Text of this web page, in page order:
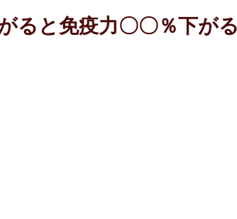
ると免疫力〇〇％下が